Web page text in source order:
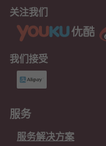
关注我们
我们接受
服务
服务解决方案